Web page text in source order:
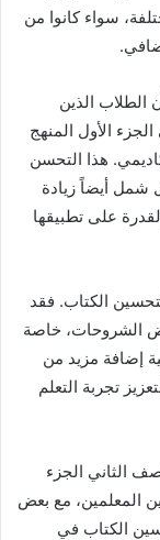
سواء كانوا من
الطلاب الذين
الأول المنهج
هذا التحسن
شمل أيضاً زيادة
على تطبيقها
الكتاب. فقد
الشروحات، خاصة
إضافة مزيد من
تجربة التعلم
الثاني الجزء
المعلمين، مع بعض
الكتاب في